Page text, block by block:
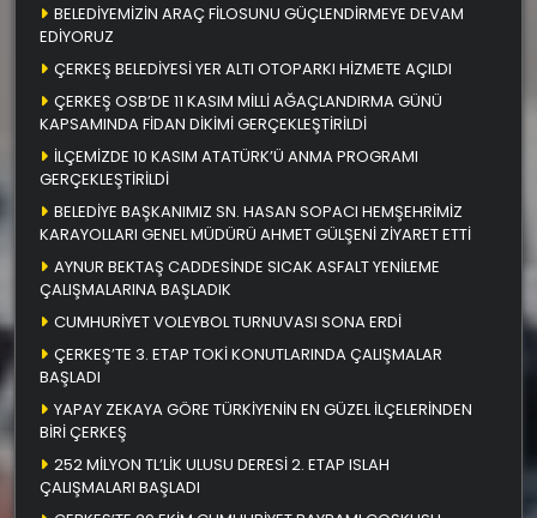
BELEDİYEMİZİN ARAÇ FİLOSUNU GÜÇLENDİRMEYE DEVAM
EDİYORUZ
ÇERKEŞ BELEDİYESİ YER ALTI OTOPARKI HİZMETE AÇILDI
ÇERKEŞ OSB’DE 11 KASIM MİLLİ AĞAÇLANDIRMA GÜNÜ
KAPSAMINDA FİDAN DİKİMİ GERÇEKLEŞTİRİLDİ
İLÇEMİZDE 10 KASIM ATATÜRK’Ü ANMA PROGRAMI
GERÇEKLEŞTİRİLDİ
BELEDİYE BAŞKANIMIZ SN. HASAN SOPACI HEMŞEHRİMİZ
KARAYOLLARI GENEL MÜDÜRÜ AHMET GÜLŞENİ ZİYARET ETTİ
AYNUR BEKTAŞ CADDESİNDE SICAK ASFALT YENİLEME
ÇALIŞMALARINA BAŞLADIK
CUMHURİYET VOLEYBOL TURNUVASI SONA ERDİ
ÇERKEŞ’TE 3. ETAP TOKİ KONUTLARINDA ÇALIŞMALAR
BAŞLADI
YAPAY ZEKAYA GÖRE TÜRKİYENİN EN GÜZEL İLÇELERİNDEN
BİRİ ÇERKEŞ
252 MİLYON TL’LİK ULUSU DERESİ 2. ETAP ISLAH
ÇALIŞMALARI BAŞLADI